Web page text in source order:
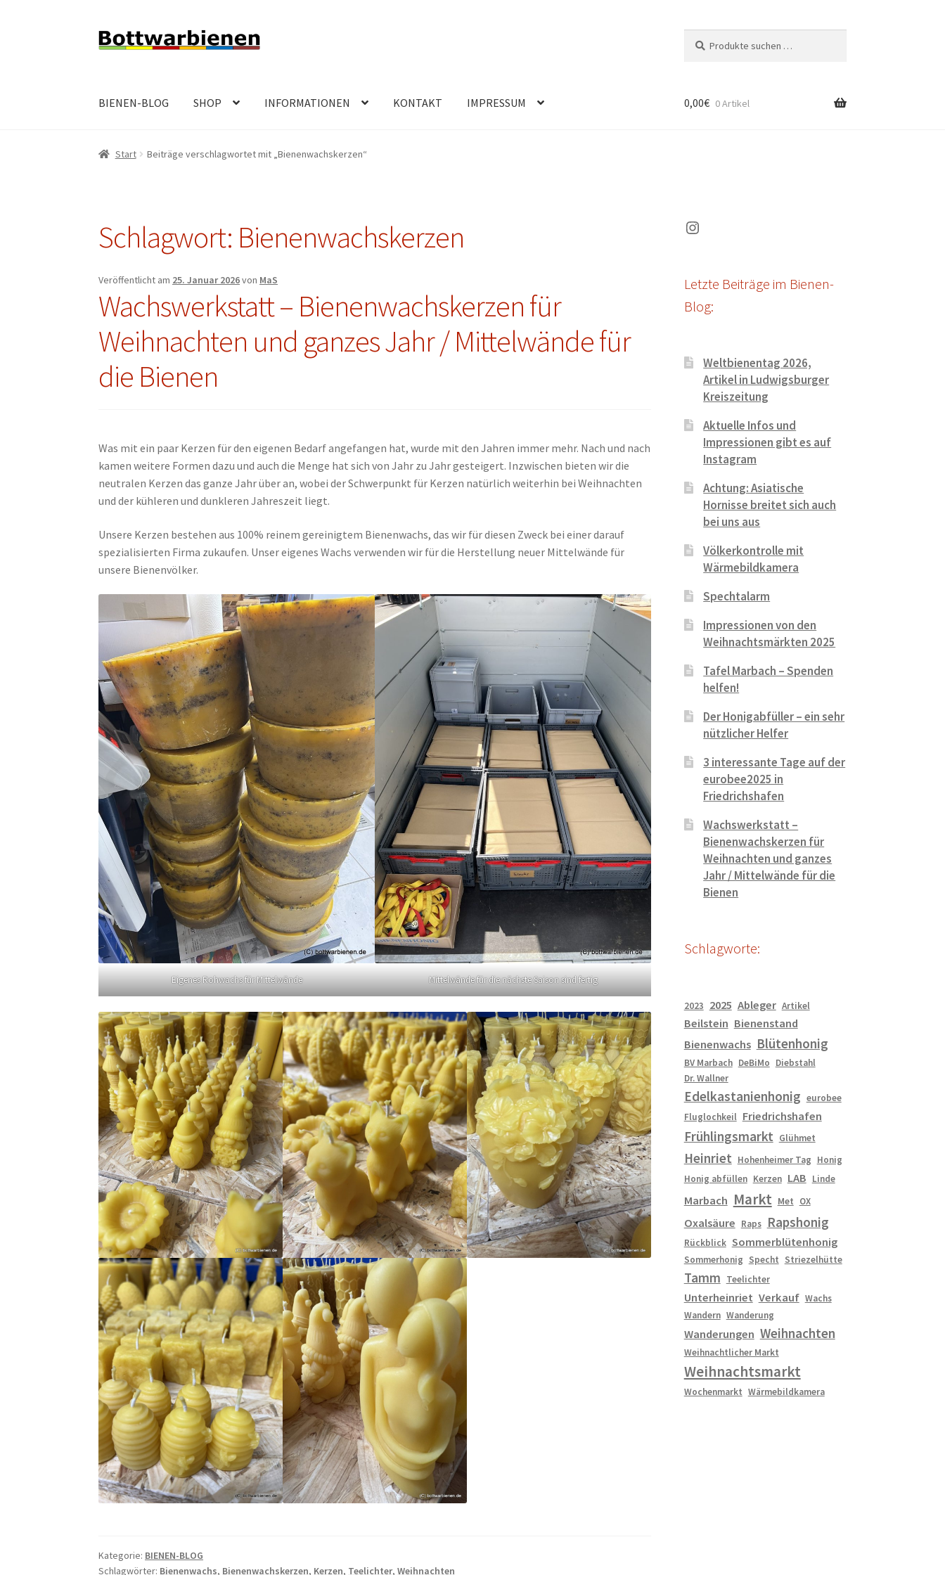
Zur
Navigation
Zum
Inhalt
nach:
BIENEN-BLOG SHOP INFORMATIONEN KONTAKT IMPRESSUM 0,00€ 0 Artikel
Start Beiträge verschlagwortet mit „Bienenwachskerzen“
Schlagwort: Bienenwachskerzen
Veröffentlicht am 25. Januar 2026von MaS
Wachswerkstatt – Bienenwachskerzen für
Weihnachten und ganzes Jahr / Mittelwände für
die Bienen
Was mit ein paar Kerzen für den eigenen Bedarf angefangen hat, wurde mit den Jahren immer mehr. Nach und nach
kamen weitere Formen dazu und auch die Menge hat sich von Jahr zu Jahr gesteigert. Inzwischen bieten wir die
neutralen Kerzen das ganze Jahr über an, wobei der Schwerpunkt für Kerzen natürlich weiterhin bei Weihnachten
und der kühleren und dunkleren Jahreszeit liegt.
Unsere Kerzen bestehen aus 100% reinem gereinigtem Bienenwachs, das wir für diesen Zweck bei einer darauf
spezialisierten Firma zukaufen. Unser eigenes Wachs verwenden wir für die Herstellung neuer Mittelwände für
unsere Bienenvölker.
Eigenes Rohwachs für Mittelwände Mittelwände für die nächste Saison sind fertig
Kategorie: BIENEN-BLOG
Schlagwörter: Bienenwachs, Bienenwachskerzen, Kerzen, Teelichter,Weihnachten
Instagram
Letzte Beiträge im Bienen-
Blog:
Weltbienentag 2026,
Artikel in Ludwigsburger
Kreiszeitung
Aktuelle Infos und
Impressionen gibt es auf
Instagram
Achtung: Asiatische
Hornisse breitet sich auch
bei uns aus
Völkerkontrolle mit
Wärmebildkamera
Spechtalarm
Impressionen von den
Weihnachtsmärkten 2025
Tafel Marbach – Spenden
helfen!
Der Honigabfüller – ein sehr
nützlicher Helfer
3 interessante Tage auf der
eurobee2025 in
Friedrichshafen
Wachswerkstatt –
Bienenwachskerzen für
Weihnachten und ganzes
Jahr / Mittelwände für die
Bienen
Schlagworte:
2023 2025 Ableger Artikel
Beilstein Bienenstand
Bienenwachs Blütenhonig
BV Marbach DeBiMo Diebstahl
Dr. Wallner
Edelkastanienhonig eurobee
Fluglochkeil Friedrichshafen
Frühlingsmarkt Glühmet
Heinriet Hohenheimer Tag Honig
Honig abfüllen Kerzen LAB Linde
Marbach Markt Met OX
Oxalsäure Raps Rapshonig
Rückblick Sommerblütenhonig
Sommerhonig Specht Striezelhütte
Tamm Teelichter
Unterheinriet Verkauf Wachs
Wandern Wanderung
Wanderungen Weihnachten
Weihnachtlicher Markt
Weihnachtsmarkt
Wochenmarkt Wärmebildkamera